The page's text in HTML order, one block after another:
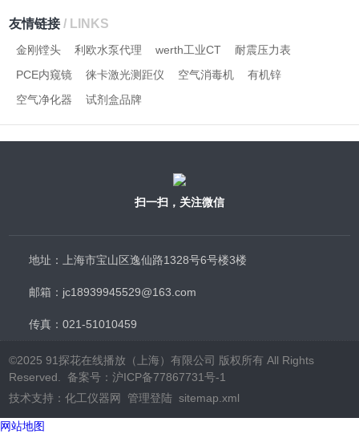
友情链接/ LINKS
金刚镗头 利欧水泵代理 werth工业CT
耐震压力表
PCE内窥镜
徕卡激光测距仪 空气消毒机
有机锌
空气净化器
试剂盒品牌
扫一扫，关注微信
地址：上海市宝山区逸仙路1328号6号楼3楼
邮箱：jc18939945529@163.com
传真：021-51010459
©2025 91探花在线播放（上海）有限公司 版权所有 All Rights
Reserved. 备案号：沪ICP备77867731号-1
技术支持：化工仪器网 管理登陆 sitemap.xml
网站地图